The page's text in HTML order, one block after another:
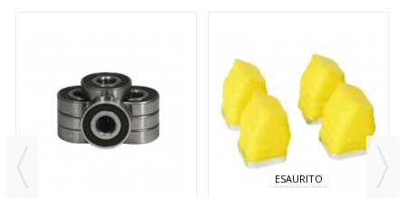
ESAURITO